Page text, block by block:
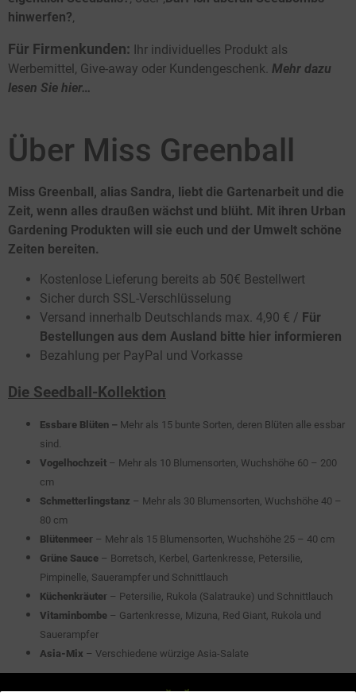
hinwerfen?
Für Firmenkunden: Ihr individuelles Produkt als
Werbemittel, Give-away oder Kundengeschenk. Mehr dazu
lesen Sie hier…
Über Miss Greenball
Miss Greenball, alias Sandra, liebt die Gartenarbeit und die
Zeit, wenn alles draußen wächst und blüht. Mit ihren Urban
Gardening Produkten will sie euch und der Umwelt schöne
Zeiten bereiten.
Kostenlose Lieferung bereits ab 50€ Bestellwert
Sicher durch SSL-Verschlüsselung
Versand innerhalb Deutschlands max. 4,90 € / Für
Bestellungen aus dem Ausland bitte hier informieren
Bezahlung per PayPal und Vorkasse
Die Seedball-Kollektion
Essbare Blüten – Mehr als 15 bunte Sorten, deren Blüten alle essbar
sind.
Vogelhochzeit – Mehr als 10 Blumensorten, Wuchshöhe 60 – 200
cm
Schmetterlingstanz – Mehr als 30 Blumensorten, Wuchshöhe 40 –
80 cm
Blütenmeer – Mehr als 15 Blumensorten, Wuchshöhe 25 – 40 cm
Grüne Sauce – Borretsch, Kerbel, Gartenkresse, Petersilie,
Pimpinelle, Sauerampfer und Schnittlauch
Küchenkräuter – Petersilie, Rukola (Salatrauke) und Schnittlauch
Vitaminbombe – Gartenkresse, Mizuna, Red Giant, Rukola und
Sauerampfer
Asia-Mix – Verschiedene würzige Asia-Salate